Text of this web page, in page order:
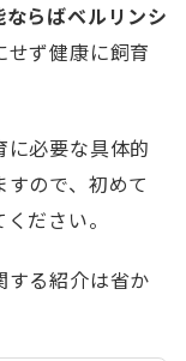
らばベルリンシ
ず健康に飼育
必要な具体的
ので、初めて
ださい。
する紹介は省か